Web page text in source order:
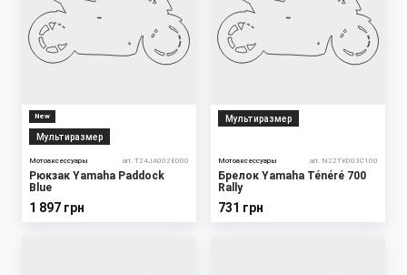
New
Мультиразмер
Мотоаксессуары art. T24JA002E000
Рюкзак Yamaha Paddock
Blue
1 897 грн
Мультиразмер
Мотоаксессуары art. N22TK003C100
Брелок Yamaha Ténéré 700
Rally
731 грн